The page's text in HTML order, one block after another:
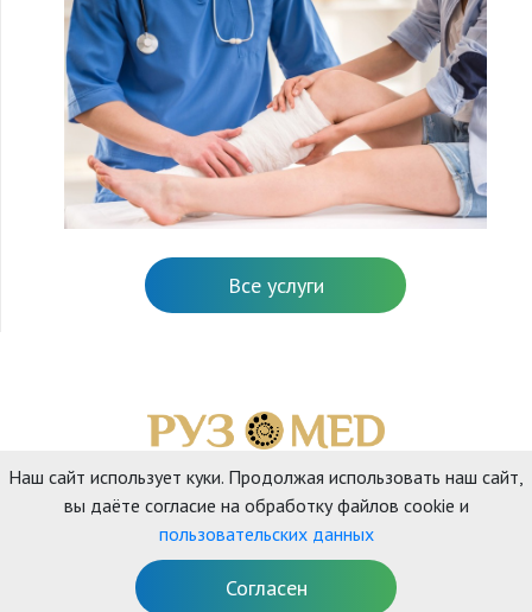
Наш сайт использует куки. Продолжая использовать наш сайт,
вы даёте согласие на обработку файлов cookie и
пользовательских данных
Согласен
Все услуги
Наши услуги О нас Отзывы Контакты
© 2026 ООО «РУЗМЕД» Все права защищены